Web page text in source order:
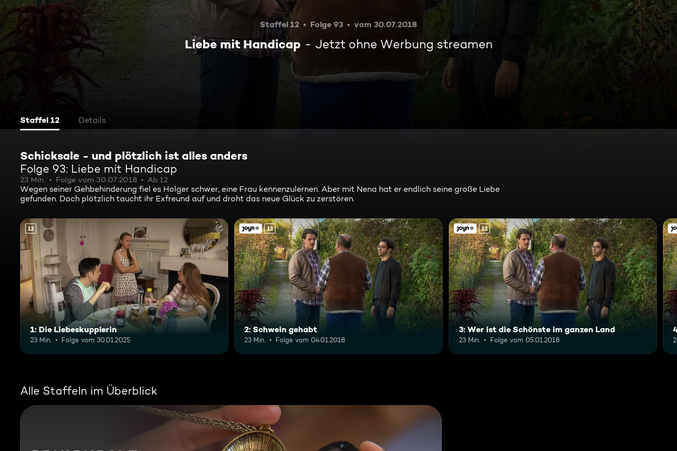
Staffel 12 Folge 93 vom 30.07.2018
Liebe mit Handicap Jetzt ohne Werbung streamen
Staffel 12 Details
Schicksale - und plötzlich ist alles anders
Folge 93: Liebe mit Handicap
23 Min. Folge vom 30.07.2018 Ab 12
Wegen seiner Gehbehinderung fiel es Holger schwer, eine Frau kennenzulernen. Aber mit Nena hat er endlich seine große Liebe
gefunden. Doch plötzlich taucht ihr Exfreund auf und droht das neue Glück zu zerstören.
12
1: Die Liebeskupplerin
23 Min. Folge vom 30.01.2025
12
2: Schwein gehabt
23 Min. Folge vom 04.01.2018
12
3: Wer ist die Schönste im ganzen Land
23 Min. Folge vom 05.01.2018
Alle Staffeln im Überblick